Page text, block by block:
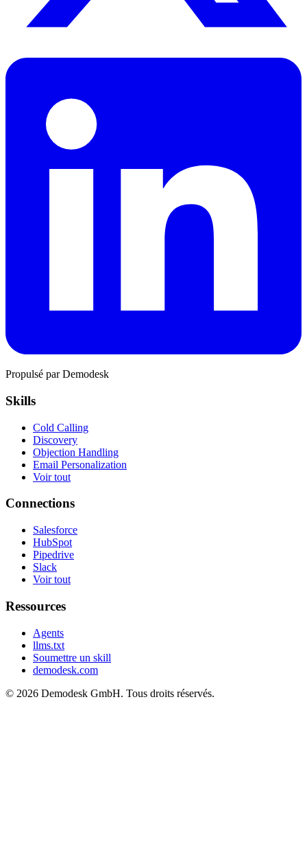
Propulsé par Demodesk
Skills
Cold Calling
Discovery
Objection Handling
Email Personalization
Voir tout
Connections
Salesforce
HubSpot
Pipedrive
Slack
Voir tout
Ressources
Agents
llms.txt
Soumettre un skill
demodesk.com
© 2026 Demodesk GmbH. Tous droits réservés.